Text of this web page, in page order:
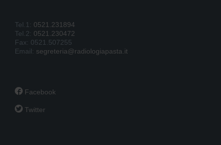
Tel.1: 0521.231894
Tel.2: 0521.230472
Fax: 0521.507255
Email: segreteria@radiologiapasta.it
 Facebook
 Twitter